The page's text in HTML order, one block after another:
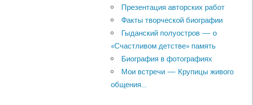
Презентация авторских работ
Факты творческой биографии
Гыданский полуостров — о
«Счастливом детстве» память
Биография в фотографиях
Мои встречи — Крупицы живого
общения…